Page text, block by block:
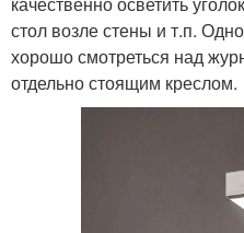
стол возле стены и т.п.
хорошо смотреться над
отдельно стоящим креслом.